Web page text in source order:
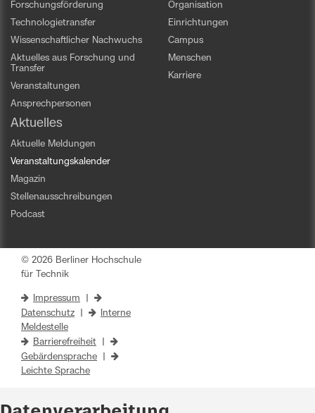
Forschungsförderung
Technologietransfer
Wissenschaftlicher Nachwuchs
Aktuelles aus Forschung und
Transfer
Veranstaltungen
Ansprechpersonen
Organisation
Einrichtungen
Campus
Menschen
Karriere
Aktuelles
Aktuelle Meldungen
Veranstaltungskalender
Magazin
Stellenausschreibungen
Podcast
© 2026 Berliner Hochschule
für Technik
Impressum
Datenschutz
Interne
Meldestelle
Barrierefreiheit
Gebärdensprache
Leichte Sprache